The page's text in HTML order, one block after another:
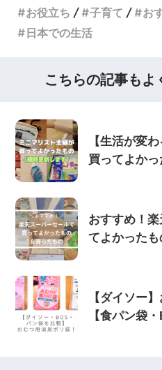
お役立ち
子育て
お
日本での生活
こちらの記事もよ
【生活が変
買ってよかっ
おすすめ！
てよかった
【ダイソー
【食パン袋